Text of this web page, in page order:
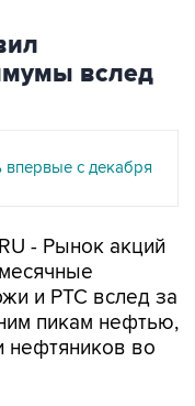
вслед
впервые с декабря
- Рынок акций
и РТС вслед за
пикам нефтью,
нефтяников во